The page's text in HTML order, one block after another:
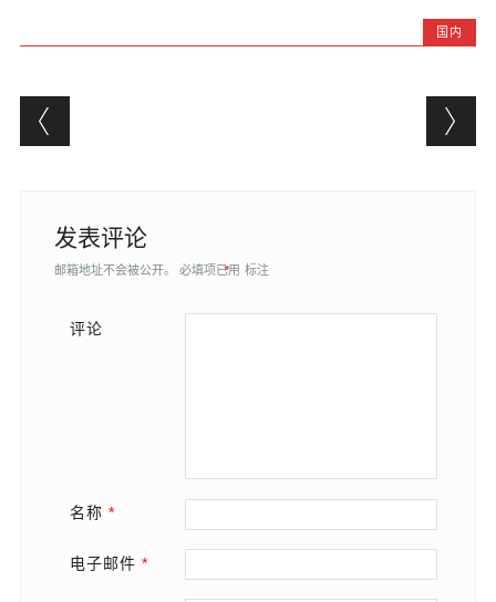
国内
Post navigation
发表评论
邮箱地址不会被公开。 必填项已用
* 标注
评论
名称 *
电子邮件 *